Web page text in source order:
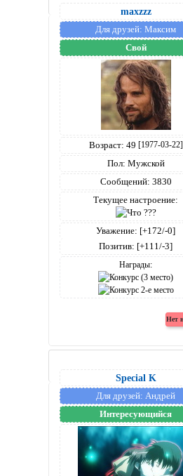
maxzzz
Для друзей: Максим
Свой
Возраст: 49 [1977-03-22]
Пол: Мужской
Сообщений: 3830
Текущее настроение:
Уважение: [+172/-0]
Позитив: [+111/-3]
Награды:
Special K
Для друзей: Андрей
Интересующийся